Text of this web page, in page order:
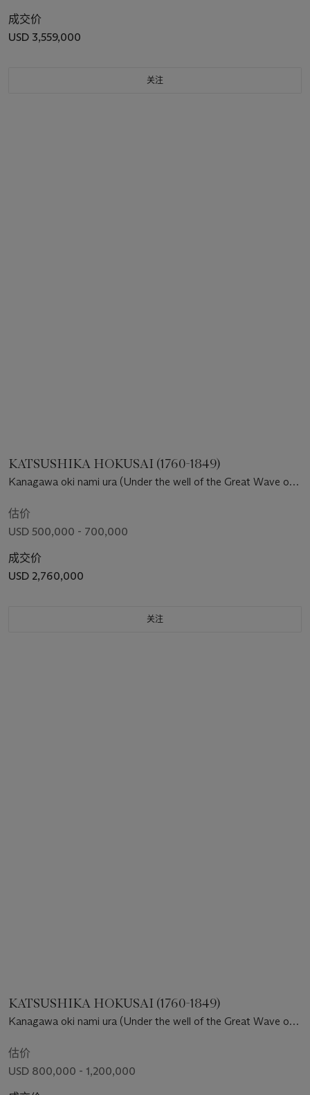
成交价
USD 3,559,000
关注
KATSUSHIKA HOKUSAI (1760-1849)
Kanagawa oki nami ura (Under the well of the Great Wave off
估价
USD 500,000 - 700,000
成交价
USD 2,760,000
关注
KATSUSHIKA HOKUSAI (1760-1849)
Kanagawa oki nami ura (Under the well of the Great Wave off
估价
USD 800,000 - 1,200,000